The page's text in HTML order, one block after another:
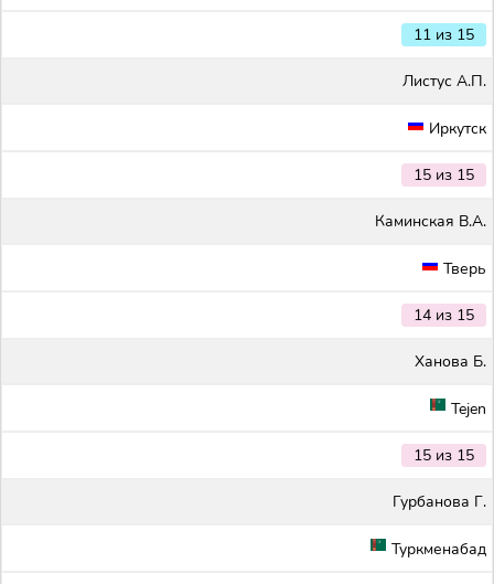
11 из 15
Листус А.П.
Иркутск
15 из 15
Каминская В.А.
Тверь
14 из 15
Ханова Б.
Tejen
15 из 15
Гурбанова Г.
Туркменабад